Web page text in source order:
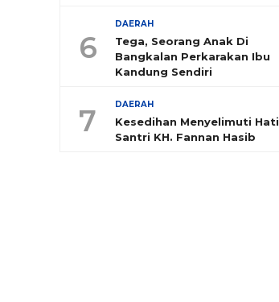
6
DAERAH
Tega, Seorang Anak Di
Bangkalan Perkarakan Ibu
Kandung Sendiri
7 DAERAH
Kesedihan Menyelimuti Hati
Santri KH. Fannan Hasib